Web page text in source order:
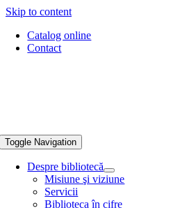
Skip to content
Catalog online
Contact
Toggle Navigation
Despre bibliotecă
Misiune şi viziune
Servicii
Biblioteca în cifre